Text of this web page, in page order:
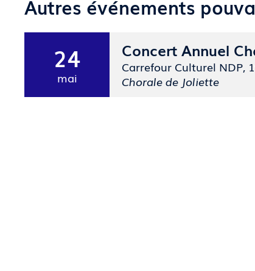
Autres événements
24
mai
Concert Annuel
Carrefour Culturel NDP,
Chorale de Joliette